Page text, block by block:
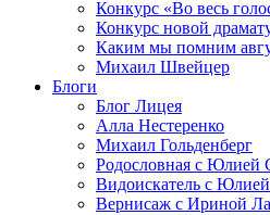
Конкурс «Во весь
Конкурс новой
Каким мы помним
Михаил Швейцер
Блоги
Блог Лицея
Алла Нестеренко
Михаил Гольденберг
Родословная с Юлией
Видоискатель с
Вернисаж с Ириной